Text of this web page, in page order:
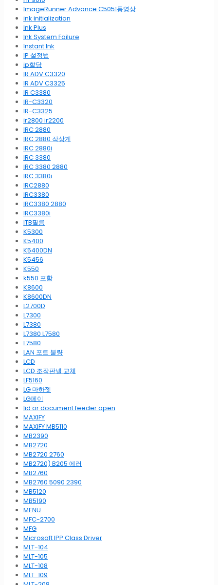
ImageRunner Advance C5051동영상
ink initialization
Ink Plus
Ink System Failure
Instant Ink
IP 설정법
ip할당
IR ADV C3320
IR ADV C3325
IR C3380
IR-C3320
IR-C3325
ir2800 ir2200
IRC 2880
IRC 2880 작상계
IRC 2880i
IRC 3380
IRC 3380 2880
IRC 3380i
IRC2880
IRC3380
IRC3380 2880
IRC3380i
ITB필름
K5300
K5400
K5400DN
K5456
K550
k550 포함
K8600
K8600DN
L2700D
L7300
L7380
L7380 L7580
L7580
LAN 포트 불량
LCD
LCD 조작판넬 교체
LF5160
LG 마하젯
LG페이
lid or document feeder open
MAXIFY
MAXIFY MB5110
MB2390
MB2720
MB2720 2760
MB2720) B205 에러
MB2760
MB2760 5090 2390
MB5120
MB5190
MENU
MFC-2700
MFG
Microsoft IPP Class Driver
MLT-104
MLT-105
MLT-108
MLT-109